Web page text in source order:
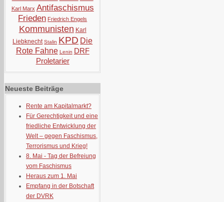
Karl Marx Antifaschismus
Frieden Friedrich Engels
Kommunisten Karl
Liebknecht Stalin KPD Die
Rote Fahne Lenin DRF
Proletarier
Neueste Beiträge
Rente am Kapitalmarkt?
Für Gerechtigkeit und eine
friedliche Entwicklung der
Welt – gegen Faschismus,
Terrorismus und Krieg!
8. Mai - Tag der Befreiung
vom Faschismus
Heraus zum 1. Mai
Empfang in der Botschaft
der DVRK